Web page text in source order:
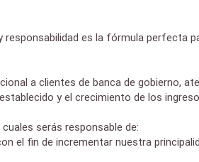
es la fórmula perfecta
a clientes de banca de gobierno,
y el crecimiento de los
serás responsable de:
fin de incrementar nuestra